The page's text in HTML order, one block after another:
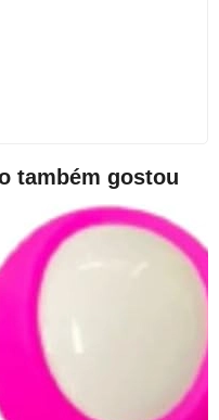
também gostou